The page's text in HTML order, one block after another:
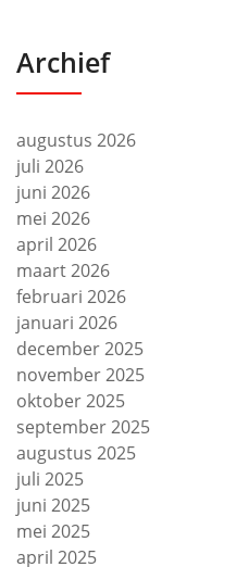
Archief
augustus 2026
juli 2026
juni 2026
mei 2026
april 2026
maart 2026
februari 2026
januari 2026
december 2025
november 2025
oktober 2025
september 2025
augustus 2025
juli 2025
juni 2025
mei 2025
april 2025